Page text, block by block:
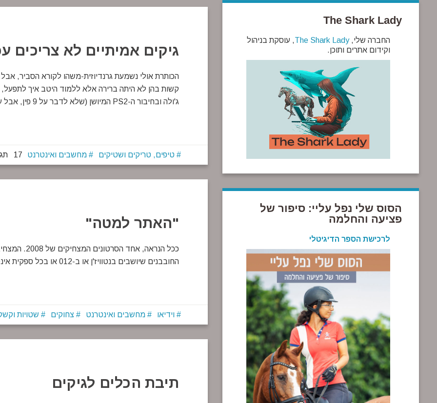
גיקים אמיתיים לא צריכים
הכותרת אולי נשמעת גרנדיוזית-משהו לקורא הסביר,
ג'ולה ובחיבור ה-PS2 המיושן (שלא לדבר על 9 פין, אבל עזבו) היתה כל כך גדולה, שזה כבר לא הפתיע אף אחד…
טיפים, טריקים ושטיקים מחשבים ואינטרנט 17 תגובות
"האתר למטה"
ככל הנראה,
החובבנים שיושבים בנטוויז'ן או ב-012 או בכל ספקית אינטרנט ישראלית) בוודאי יזדהו…
וידיאו מחשבים ואינטרנט צחוקים שטויות
תיבת הכלים לגיקים
The Shark Lady
החברה שלי,The Shark Lady, עוסקת בניהול
וקידום אתרים ותוכן.
הסוס שלי נפל עליי: סיפור של
פציעה והחלמה
לרכישת הספר הדיגיטלי